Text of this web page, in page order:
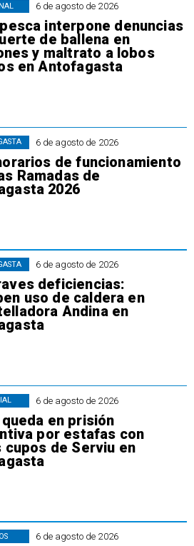
6 de agosto de 2026
interpone denuncias
de ballena en
y maltrato a lobos
en Antofagasta
6 de agosto de 2026
de funcionamiento
Ramadas de
2026
6 de agosto de 2026
deficiencias:
uso de caldera en
Andina en
6 de agosto de 2026
queda en prisión
por estafas con
cupos de Serviu en
6 de agosto de 2026